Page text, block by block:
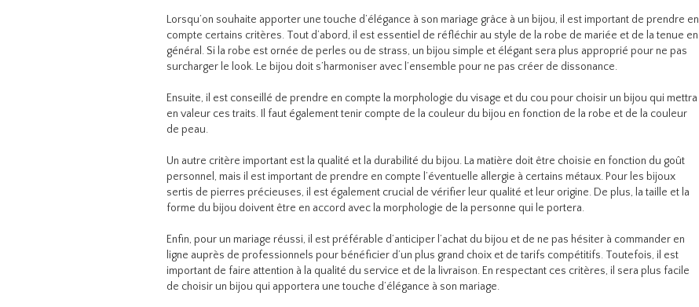
Lorsqu’on souhaite apporter une touche d’élégance à son mariage grâce à un bijou, il est important de prendre en
compte certains critères. Tout d’abord, il est essentiel de réfléchir au style de la robe de mariée et de la tenue en
général. Si la robe est ornée de perles ou de strass, un bijou simple et élégant sera plus approprié pour ne pas
surcharger le look. Le bijou doit s’harmoniser avec l’ensemble pour ne pas créer de dissonance.
Ensuite, il est conseillé de prendre en compte la morphologie du visage et du cou pour choisir un bijou qui mettra
en valeur ces traits. Il faut également tenir compte de la couleur du bijou en fonction de la robe et de la couleur
de peau.
Un autre critère important est la qualité et la durabilité du bijou. La matière doit être choisie en fonction du goût
personnel, mais il est important de prendre en compte l’éventuelle allergie à certains métaux. Pour les bijoux
sertis de pierres précieuses, il est également crucial de vérifier leur qualité et leur origine. De plus, la taille et la
forme du bijou doivent être en accord avec la morphologie de la personne qui le portera.
Enfin, pour un mariage réussi, il est préférable d’anticiper l’achat du bijou et de ne pas hésiter à commander en
ligne auprès de professionnels pour bénéficier d’un plus grand choix et de tarifs compétitifs. Toutefois, il est
important de faire attention à la qualité du service et de la livraison. En respectant ces critères, il sera plus facile
de choisir un bijou qui apportera une touche d’élégance à son mariage.